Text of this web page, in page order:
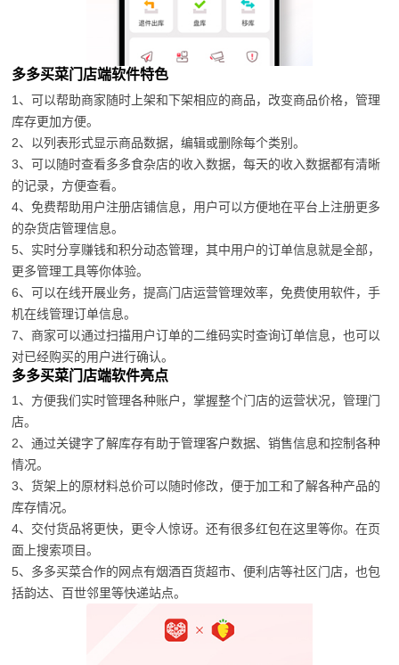
多多买菜门店端软件特色
1、可以帮助商家随时上架和下架相应的商品，改变商品价格，管理
库存更加方便。
2、以列表形式显示商品数据，编辑或删除每个类别。
3、可以随时查看多多食杂店的收入数据，每天的收入数据都有清晰
的记录，方便查看。
4、免费帮助用户注册店铺信息，用户可以方便地在平台上注册更多
的杂货店管理信息。
5、实时分享赚钱和积分动态管理，其中用户的订单信息就是全部，
更多管理工具等你体验。
6、可以在线开展业务，提高门店运营管理效率，免费使用软件，手
机在线管理订单信息。
7、商家可以通过扫描用户订单的二维码实时查询订单信息，也可以
对已经购买的用户进行确认。
多多买菜门店端软件亮点
1、方便我们实时管理各种账户，掌握整个门店的运营状况，管理门
店。
2、通过关键字了解库存有助于管理客户数据、销售信息和控制各种
情况。
3、货架上的原材料总价可以随时修改，便于加工和了解各种产品的
库存情况。
4、交付货品将更快，更令人惊讶。还有很多红包在这里等你。在页
面上搜索项目。
5、多多买菜合作的网点有烟酒百货超市、便利店等社区门店，也包
括韵达、百世邻里等快递站点。